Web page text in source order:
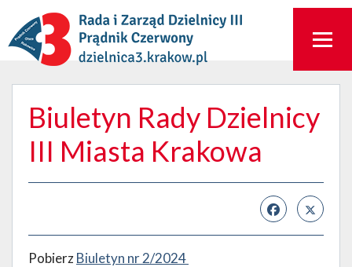
Biuletyn Rady Dzielnicy
III Miasta Krakowa
PobierzBiuletyn nr 2/2024